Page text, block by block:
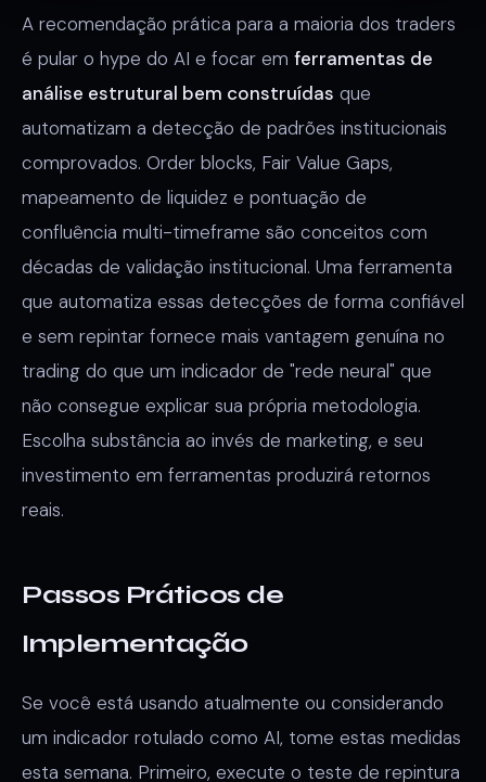
A recomendação prática para a maioria dos traders
é pular o hype do AI e focar em ferramentas de
análise estrutural bem construídas que
automatizam a detecção de padrões institucionais
comprovados. Order blocks, Fair Value Gaps,
mapeamento de liquidez e pontuação de
confluência multi-timeframe são conceitos com
décadas de validação institucional. Uma ferramenta
que automatiza essas detecções de forma confiável
e sem repintar fornece mais vantagem genuína no
trading do que um indicador de "rede neural" que
não consegue explicar sua própria metodologia.
Escolha substância ao invés de marketing, e seu
investimento em ferramentas produzirá retornos
reais.
Passos Práticos de
Implementação
Se você está usando atualmente ou considerando
um indicador rotulado como AI, tome estas medidas
esta semana. Primeiro, execute o teste de repintura